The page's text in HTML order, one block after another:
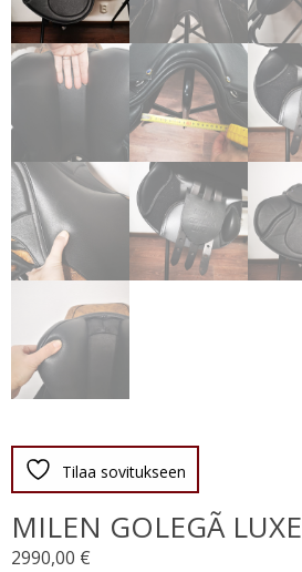
Tilaa sovitukseen
MILEN GOLEGÃ LUXE
2990,00 €